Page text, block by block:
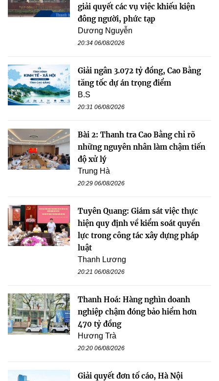
giải quyết các vụ việc khiếu kiện
đông người, phức tạp
Dương Nguyễn
20:34 06/08/2026
Giải ngân 3.072 tỷ đồng, Cao Bằng
tăng tốc dự án trọng điểm
B.S
20:31 06/08/2026
Bài 2: Thanh tra Cao Bằng chỉ rõ
những nguyên nhân làm chậm tiến
độ xử lý
Trung Hà
20:29 06/08/2026
Tuyên Quang: Giám sát việc thực
hiện quy định về kiểm soát quyền
lực trong công tác xây dựng pháp
luật
Thanh Lương
20:21 06/08/2026
Thanh Hoá: Hàng nghìn doanh
nghiệp chậm đóng bảo hiểm hơn
470 tỷ đồng
Hương Trà
20:20 06/08/2026
Giải quyết đơn tố cáo, Hà Nội